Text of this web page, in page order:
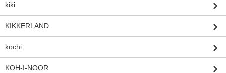
kiki
KIKKERLAND
kochi
KOH-I-NOOR